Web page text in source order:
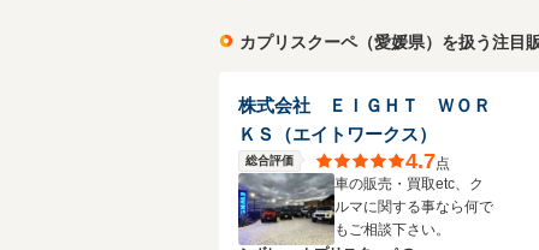
カプリスクーペ（愛媛県）を扱う注目
株式会社 ＥＩＧＨＴ ＷＯＲ
ＫＳ（エイトワークス）
総合評価 4.7点
車の販売・買取etc、ク
ルマに関する事なら何で
もご相談下さい。